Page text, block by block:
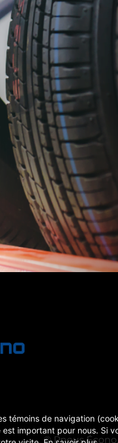
© Pneus
témoins de navigation
important pour nous. Si